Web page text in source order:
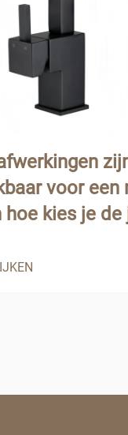
voor een
hoe kies je de